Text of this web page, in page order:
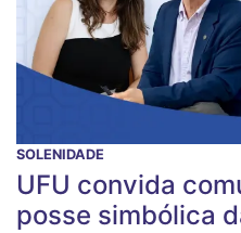
SOLENIDADE
UFU convida
posse simbólica